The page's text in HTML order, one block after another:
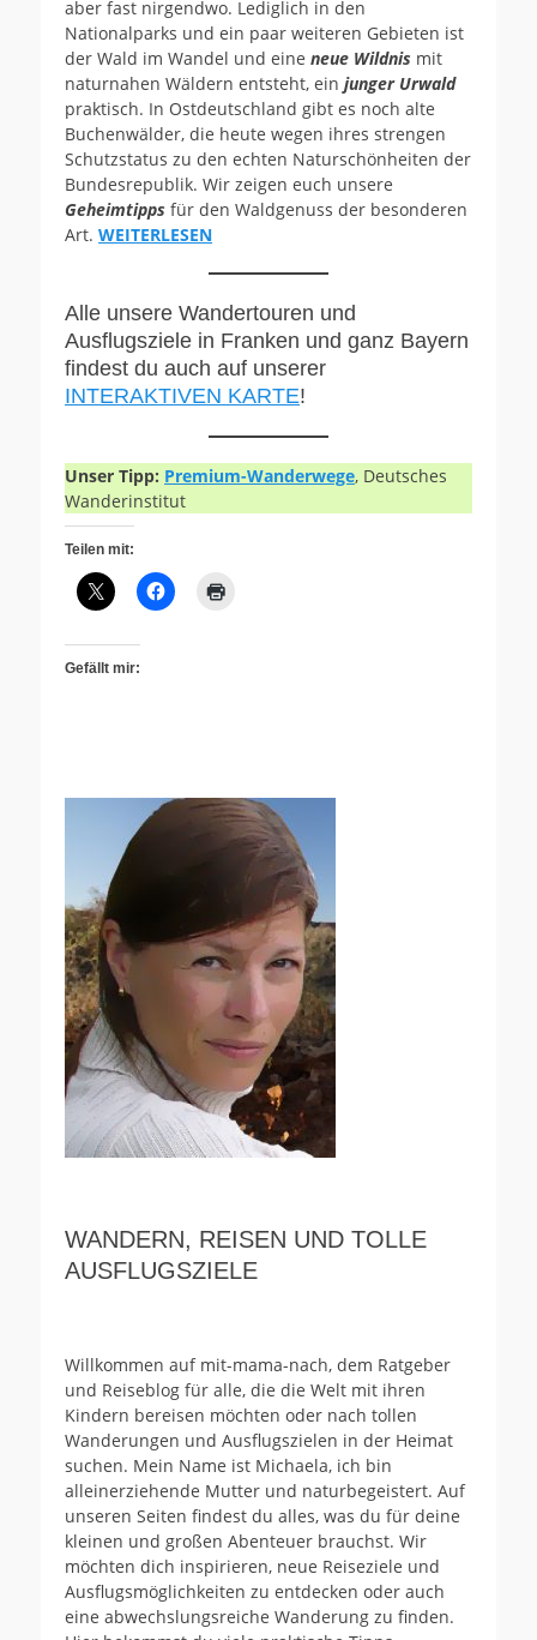
aber fast nirgendwo. Lediglich in den
Nationalparks und ein paar weiteren Gebieten ist
der Wald im Wandel und eine neue Wildnis mit
naturnahen Wäldern entsteht, ein junger Urwald
praktisch. In Ostdeutschland gibt es noch alte
Buchenwälder, die heute wegen ihres strengen
Schutzstatus zu den echten Naturschönheiten der
Bundesrepublik. Wir zeigen euch unsere
Geheimtipps für den Waldgenuss der besonderen
Art. WEITERLESEN
Alle unsere Wandertouren und
Ausflugsziele in Franken und ganz Bayern
findest du auch auf unserer
INTERAKTIVEN KARTE!
Unser Tipp: Premium-Wanderwege, Deutsches
Wanderinstitut
Teilen mit:
Gefällt mir:
WANDERN, REISEN UND TOLLE
AUSFLUGSZIELE
Willkommen auf mit-mama-nach, dem Ratgeber
und Reiseblog für alle, die die Welt mit ihren
Kindern bereisen möchten oder nach tollen
Wanderungen und Ausflugszielen in der Heimat
suchen. Mein Name ist Michaela, ich bin
alleinerziehende Mutter und naturbegeistert. Auf
unseren Seiten findest du alles, was du für deine
kleinen und großen Abenteuer brauchst. Wir
möchten dich inspirieren, neue Reiseziele und
Ausflugsmöglichkeiten zu entdecken oder auch
eine abwechslungsreiche Wanderung zu finden.